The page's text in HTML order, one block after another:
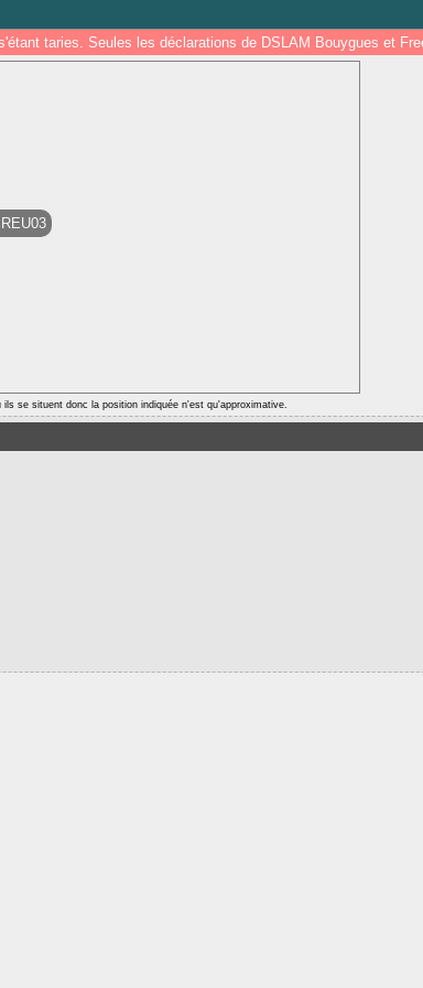
taries. Seules les déclarations de DSLAM Bouygues et
se situent donc la position indiquée n'est qu'approximative.